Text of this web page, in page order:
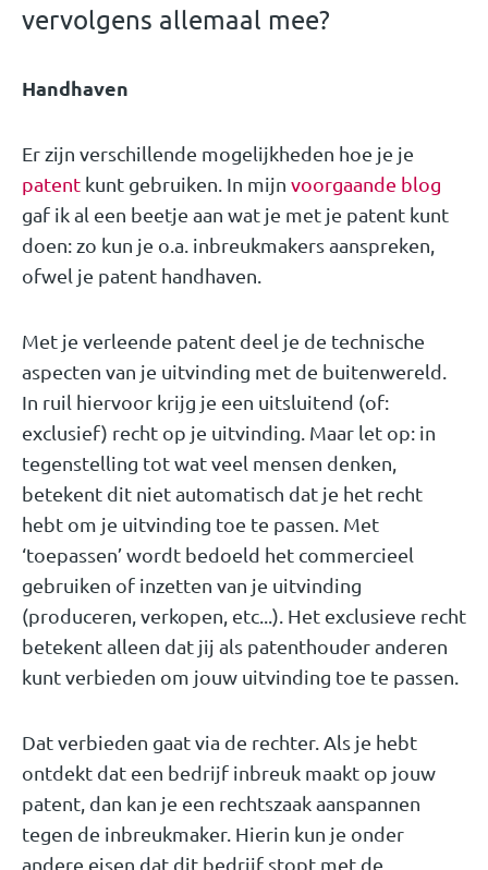
vervolgens allemaal mee?
Handhaven
Er zijn verschillende mogelijkheden hoe je je
patent kunt gebruiken. In mijn voorgaande blog
gaf ik al een beetje aan wat je met je patent kunt
doen: zo kun je o.a. inbreukmakers aanspreken,
ofwel je patent handhaven.
Met je verleende patent deel je de technische
aspecten van je uitvinding met de buitenwereld.
In ruil hiervoor krijg je een uitsluitend (of:
exclusief) recht op je uitvinding. Maar let op: in
tegenstelling tot wat veel mensen denken,
betekent dit niet automatisch dat je het recht
hebt om je uitvinding toe te passen. Met
‘toepassen’ wordt bedoeld het commercieel
gebruiken of inzetten van je uitvinding
(produceren, verkopen, etc...). Het exclusieve recht
betekent alleen dat jij als patenthouder anderen
kunt verbieden om jouw uitvinding toe te passen.
Dat verbieden gaat via de rechter. Als je hebt
ontdekt dat een bedrijf inbreuk maakt op jouw
patent, dan kan je een rechtszaak aanspannen
tegen de inbreukmaker. Hierin kun je onder
andere eisen dat dit bedrijf stopt met de